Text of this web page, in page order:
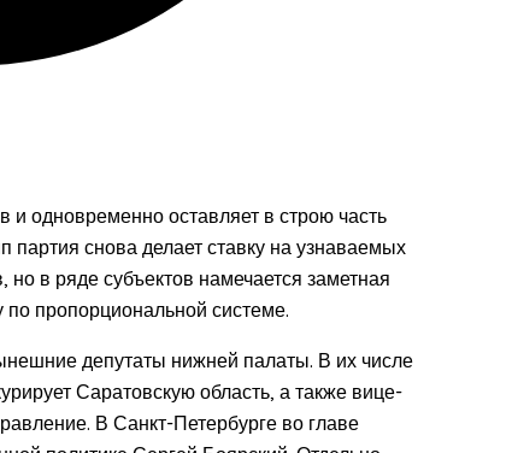
и одновременно оставляет в строю часть
снова делает ставку на узнаваемых
в ряде субъектов намечается заметная
по пропорциональной системе.
депутаты нижней палаты. В их числе
Саратовскую область, а также вице-
В Санкт-Петербурге во главе